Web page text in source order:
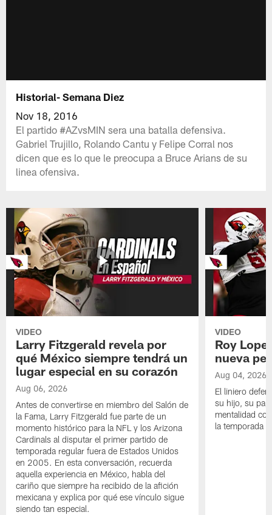
Historial- Semana Diez
Nov 18, 2016
El partido #AZvsMIN sera una batalla defensiva.
Gabriel Trujillo, Rolando Cantu y Felipe Corral nos
dicen que es lo que le preocupa a Bruce Arians de su
linea ofensiva.
VIDEO
Larry Fitzgerald revela por
qué México siempre tendrá un
lugar especial en su corazón
Aug 06, 2026
Antes de convertirse en miembro del Salón de
la Fama, Larry Fitzgerald fue parte de un
momento histórico para la NFL y los Arizona
Cardinals al disputar el primer partido de
temporada regular fuera de Estados Unidos
en 2005. En esta conversación, recuerda
aquella experiencia en México, habla del
cariño que siempre ha recibido de la afición
mexicana y explica por qué ese vínculo sigue
siendo tan especial.
VIDEO
Roy
nueva
Aug 04, 2026
El liniero
su hijo, su
mentalidad
la temporada